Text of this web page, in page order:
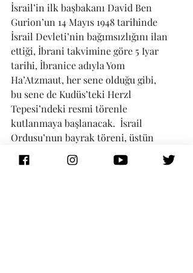
İsrail’in ilk başbakanı David Ben
Gurion’un 14 Mayıs 1948 tarihinde
İsrail Devleti’nin bağımsızlığını ilan
ettiği, İbrani takvimine göre 5 Iyar
tarihi, İbranice adıyla Yom
Ha’Atzmaut, her sene olduğu gibi,
bu sene de Kudüs’teki Herzl
Tepesi’ndeki resmi törenle
kutlanmaya başlanacak.  İsrail
Ordusu’nun bayrak töreni, üstün
hizmet ödüllerinin verilmesi, ünlü
şarkıcıların vereceği konserler,